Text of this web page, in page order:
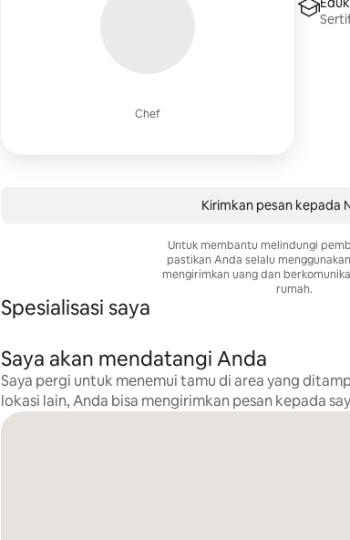
Chef
Kirimkan pesan kepada
Untuk membantu melindungi
pastikan Anda selalu
mengirimkan uang dan
rumah.
Spesialisasi saya
Saya akan mendatangi Anda
Saya pergi untuk menemui tamu di area yang
lokasi lain, Anda bisa mengirimkan pesan kepada